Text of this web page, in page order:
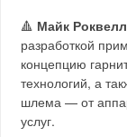
🔺 Майк Роквелл
разработкой
концепцию
технологий, а
шлема — от
услуг.